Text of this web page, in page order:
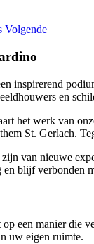
Volgende
inspirerend
en
het werk van
St. Gerlach.
van nieuwe
blijf verbonden
op een manier die
uw eigen ruimte.